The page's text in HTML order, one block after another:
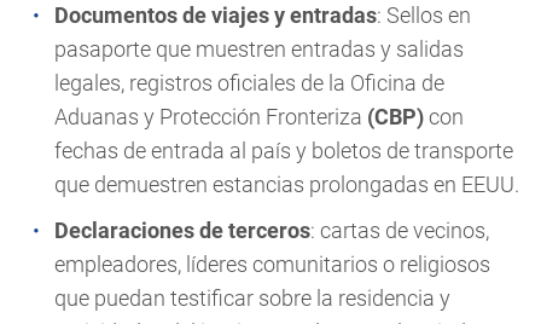
Documentos de viajes y entradas: Sellos en
pasaporte que muestren entradas y salidas
legales, registros oficiales de la Oficina de
Aduanas y Protección Fronteriza (CBP)con
fechas de entrada al país y boletos de transporte
que demuestren estancias prolongadas en EEUU.
Declaraciones de terceros: cartas de vecinos,
empleadores, líderes comunitarios o religiosos
que puedan testificar sobre la residencia y